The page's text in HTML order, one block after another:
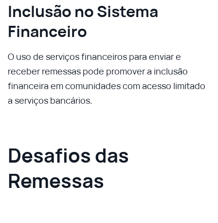
Inclusão no Sistema
Financeiro
O uso de serviços financeiros para enviar e
receber remessas pode promover a inclusão
financeira em comunidades com acesso limitado
a serviços bancários.
Desafios das
Remessas